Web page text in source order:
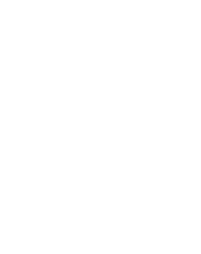
של לא מעט מנועים
נמוך, וזה בולט